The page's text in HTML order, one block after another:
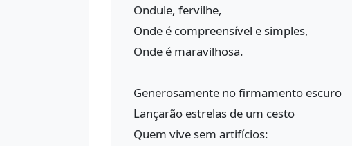
Ondule, fervilhe,
Onde é compreensível e simples,
Onde é maravilhosa.
Generosamente no firmamento escuro
Lançarão estrelas de um cesto
Quem vive sem artifícios: